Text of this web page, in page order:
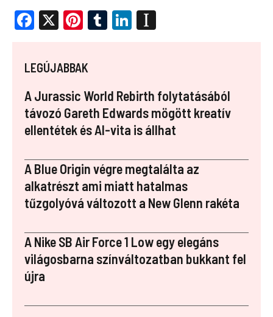
F
ce
b
o
o
k
X Pi
er
es
t
T
r
Li
dI
n
a
p
er
LEGÚJABBAK
A Jurassic World Rebirth folytatásából
távozó Gareth Edwards mögött kreatív
ellentétek és AI-vita is állhat
A Blue Origin végre megtalálta az
alkatrészt ami miatt hatalmas
tűzgolyóvá változott a New Glenn rakéta
A Nike SB Air Force 1 Low egy elegáns
világosbarna színváltozatban bukkant fel
újra